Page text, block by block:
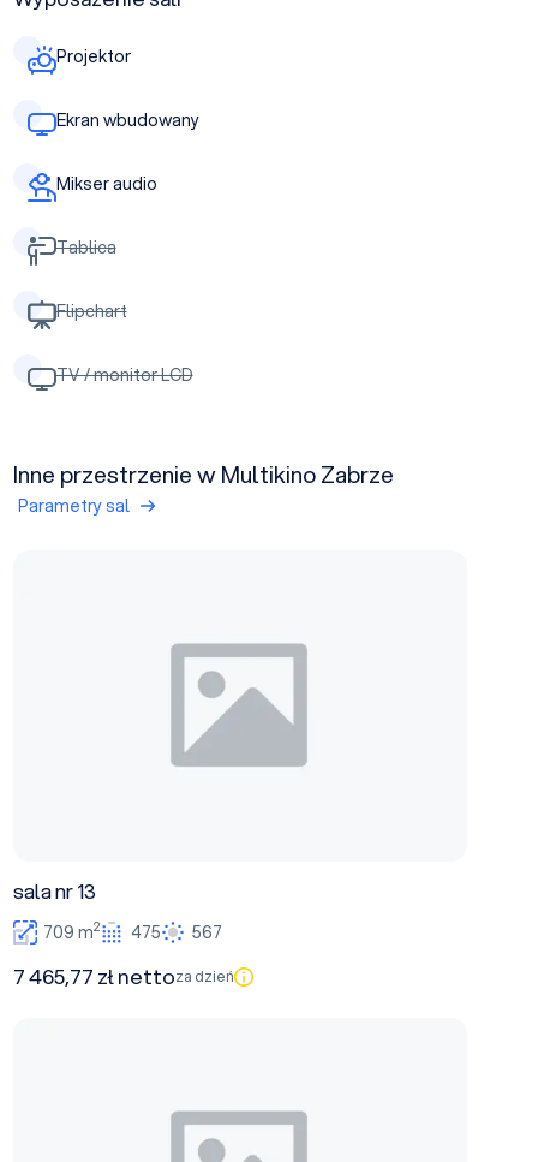
Projektor
Ekran wbudowany
Mikser audio
Tablica
Flipchart
TV / monitor LCD
Inne przestrzenie w Multikino Zabrze
Parametry sal
sala nr 13
709 m2 475 567
7 465,77 zł nettoza dzień